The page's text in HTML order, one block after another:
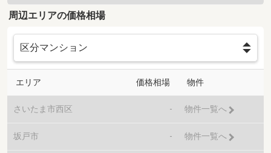
周辺エリアの価格相場
エリア 価格相場 物件
さいたま市西区 - 物件一覧へ
坂戸市 - 物件一覧へ